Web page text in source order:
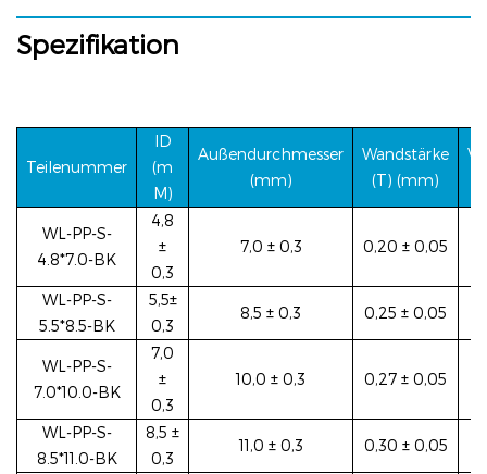
Spezifikation
Teilenummer
ID
(m
M)
Außendurchmesser
(mm)
Wandstärke
(T) (mm)
WL-PP-S-
4.8*7.0-BK
4,8
±
0,3
7,0 ± 0,3 0,20 ± 0,05
WL-PP-S-
5.5*8.5-BK
5,5±
0,3
8,5 ± 0,3 0,25 ± 0,05
WL-PP-S-
7.0*10.0-BK
7,0
±
0,3
10,0 ± 0,3 0,27 ± 0,05
WL-PP-S-
8.5*11.0-BK
8,5 ±
0,3
11,0 ± 0,3 0,30 ± 0,05